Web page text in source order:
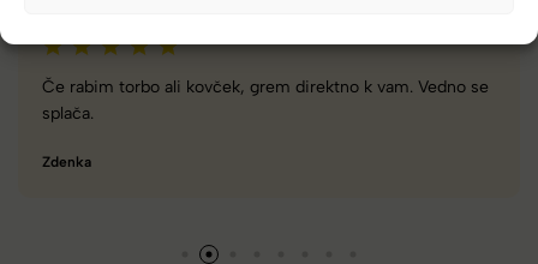
k vam. Vedno se
Zelo dobra trgovina za torbe in kovčke,